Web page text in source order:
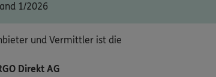
1/2026
und Vermittler ist die
Direkt AG